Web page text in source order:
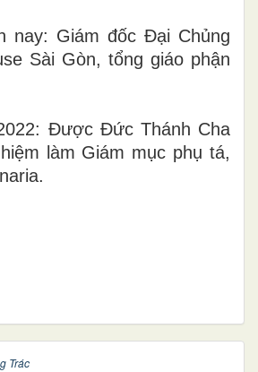
nay: Giám đốc Đại Chủng
Sài Gòn, tổng giáo phận
ĐượcĐức Thánh Cha
làm Giám mục phụ tá,
Trác